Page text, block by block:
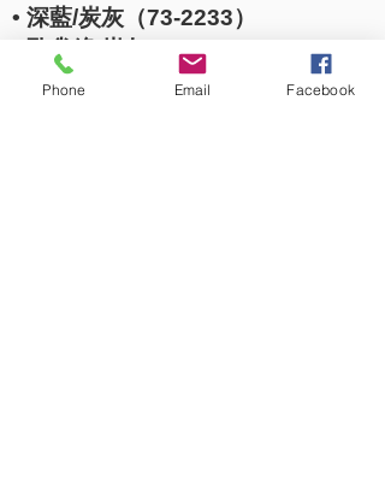
• 深藍/炭灰（73-2233）
• 孔雀綠/炭灰（73-2234）
• 玫瑰紅/酒紅（73-2236）
Phone Email Facebook